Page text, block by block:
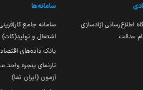
اطلاع‌رسانی آزادسازی
عدالت
سامانه‌ها
سامانه جامع
اشتغال و تولید(کات)
بانک داده‌های
تارنمای پنجره واحد
آزمون (ایران تما)